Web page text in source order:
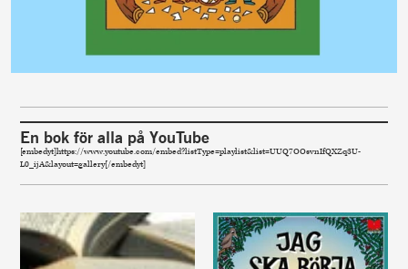
En bok för alla på YouTube
[embedyt]https://www.youtube.com/embed?listType=playlist&list=UUQ7OOsvnIfQXZq3U-
L0_ijA&layout=gallery[/embedyt]